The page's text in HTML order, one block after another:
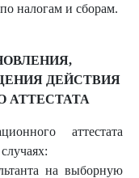
налогам и сборам.
ДЕЙСТВИЯ
АТТЕСТАТА
аттестата
на выборную